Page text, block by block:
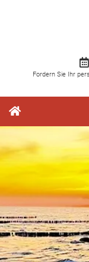
Fordern Sie Ihr